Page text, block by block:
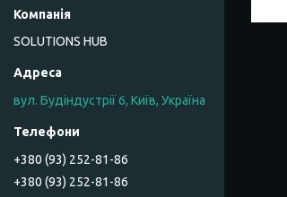
SOLUTIONS HUB
вул. Будіндустрії 6, Київ, Україна
+380 (93) 252-81-86
+380 (93) 252-81-86